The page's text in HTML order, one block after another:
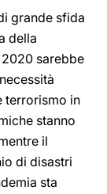
grande sfida
della
sarebbe
terrorismo in
stanno
il
di disastri
sta